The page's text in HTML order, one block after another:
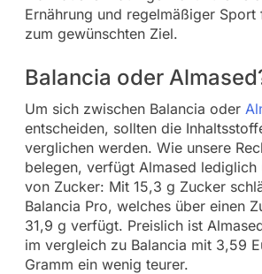
Ernährung und regelmäßiger Sport
zum gewünschten Ziel.
Balancia oder
Um sich zwischen Balancia oder
entscheiden, sollten die
verglichen werden. Wie unsere
belegen, verfügt Almased lediglich
von Zucker: Mit 15,3 g Zucker
Balancia Pro, welches über einen
31,9 g verfügt. Preislich ist
im vergleich zu Balancia mit 3,59
Gramm ein wenig teurer.